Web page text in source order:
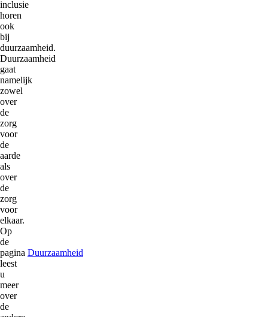
inclusie
horen
ook
bij
duurzaamheid.
Duurzaamheid
gaat
namelijk
zowel
over
de
zorg
voor
de
aarde
als
over
de
zorg
voor
elkaar.
Op
de
pagina Duurzaamheid
leest
u
meer
over
de